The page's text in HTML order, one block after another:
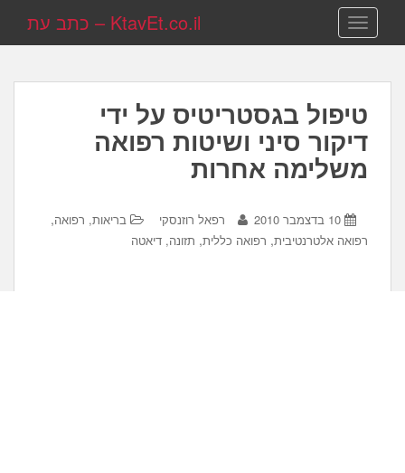
TOGGLE NAVIGATION KtavEt.co.il – כתב עת
טיפול בגסטריטיס על ידי
דיקור סיני ושיטות רפואה
משלימה אחרות
10 בדצמבר 2010 רפאל רוזנסקי בריאות, רפואה,
רפואה אלטרנטיבית, רפואה כללית, תזונה, דיאטה